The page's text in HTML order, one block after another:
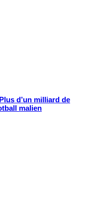
d’un milliard de
malien